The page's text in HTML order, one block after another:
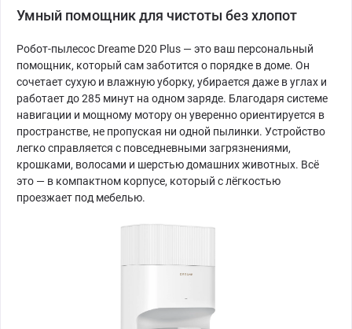
Умный помощник для чистоты без хлопот
Робот-пылесос Dreame D20 Plus — это ваш персональный
помощник, который сам заботится о порядке в доме. Он
сочетает сухую и влажную уборку, убирается даже в углах и
работает до 285 минут на одном заряде. Благодаря системе
навигации и мощному мотору он уверенно ориентируется в
пространстве, не пропуская ни одной пылинки. Устройство
легко справляется с повседневными загрязнениями,
крошками, волосами и шерстью домашних животных. Всё
это — в компактном корпусе, который с лёгкостью
проезжает под мебелью.